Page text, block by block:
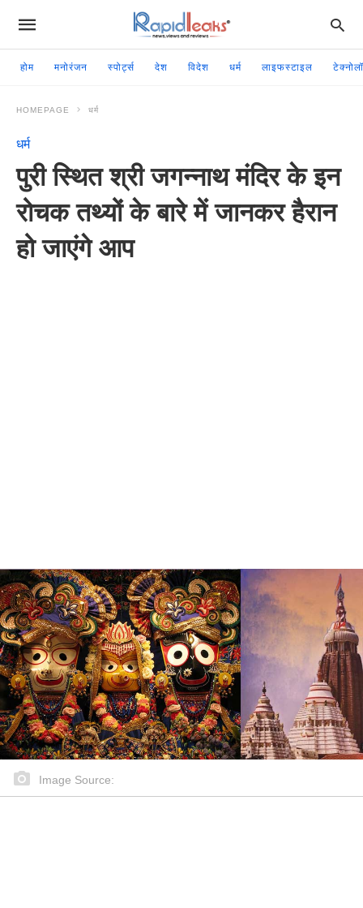
होम मनोरंजन स्पोर्ट्स देश विदेश धर्म लाइफस्टाइल
HOMEPAGE धर्म
धर्म
पुरी स्थित श्री जगन्नाथ मंदिर के इन
रोचक तथ्यों के बारे में जानकर हैरान
हो जाएंगे आप
Image Source: